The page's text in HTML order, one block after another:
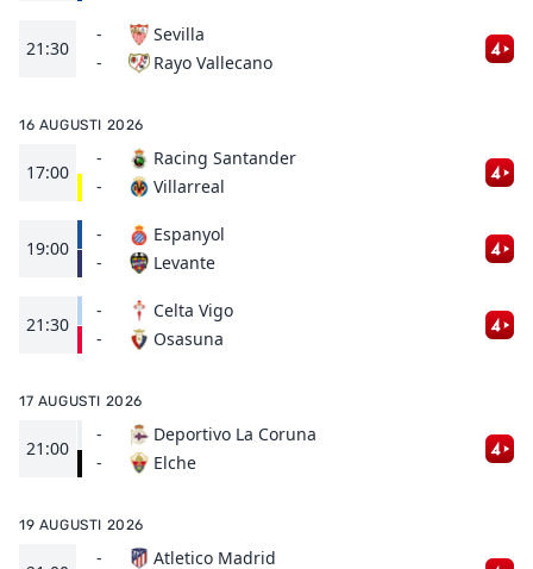
21:30
-
-
Sevilla
Rayo Vallecano
16 AUGUSTI 2026
17:00
-
-
Racing Santander
Villarreal
19:00
-
-
Espanyol
Levante
21:30
-
-
Celta Vigo
Osasuna
17 AUGUSTI 2026
21:00
-
-
Deportivo La Coruna
Elche
19 AUGUSTI 2026
-
Atletico Madrid